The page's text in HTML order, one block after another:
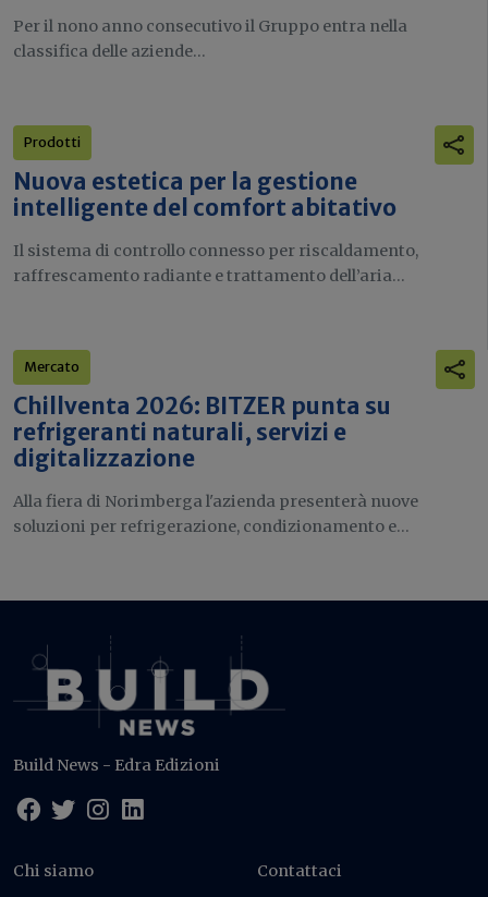
Per il nono anno consecutivo il Gruppo entra nella
classifica delle aziende...
Prodotti
Nuova estetica per la gestione
intelligente del comfort abitativo
Il sistema di controllo connesso per riscaldamento,
raffrescamento radiante e trattamento dell’aria...
Mercato
Chillventa 2026: BITZER punta su
refrigeranti naturali, servizi e
digitalizzazione
Alla fiera di Norimberga l'azienda presenterà nuove
soluzioni per refrigerazione, condizionamento e...
Build News - Edra Edizioni
Chi siamo Contattaci